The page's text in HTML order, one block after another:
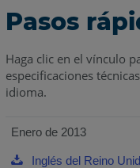
Pasos
Haga clic en el vínculo
especificaciones técnicas
idioma.
Enero de 2013
Inglés del Reino